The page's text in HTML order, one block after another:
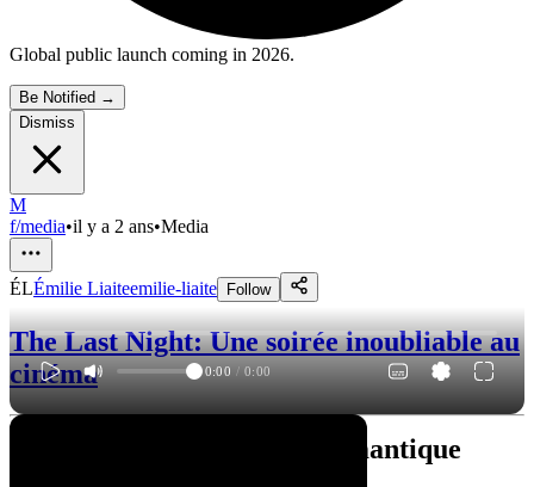
Global public launch coming in 2026.
Be Notified →
Dismiss
M
f/media•il y a 2 ans•Media
ÉLÉmilie Liaiteemilie-liaite Follow
The Last Night: Une soirée inoubliable au
cinéma
0:00 / 0:00
"Last Night" : un drame romantique